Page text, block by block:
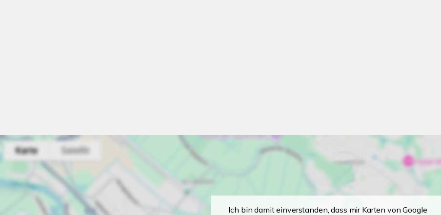
Ich bin damit einverstanden, dass mir Karten von Google